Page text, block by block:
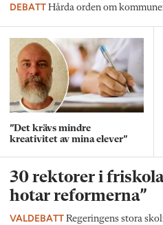
DEBATT Hårda orden om
”Det krävs mindre
kreativitet av mina elever”
30 rektorer i
hotar reformerna”
VALDEBATT Regeringens stora